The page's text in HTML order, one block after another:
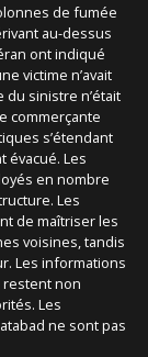
de fumée
au-dessus
ont indiqué
victime n’avait
du sinistre n’était
commerçante
s’étendant
évacué. Les
en nombre
Les
de maîtriser les
voisines, tandis
Les informations
restent non
Les
ne sont pas